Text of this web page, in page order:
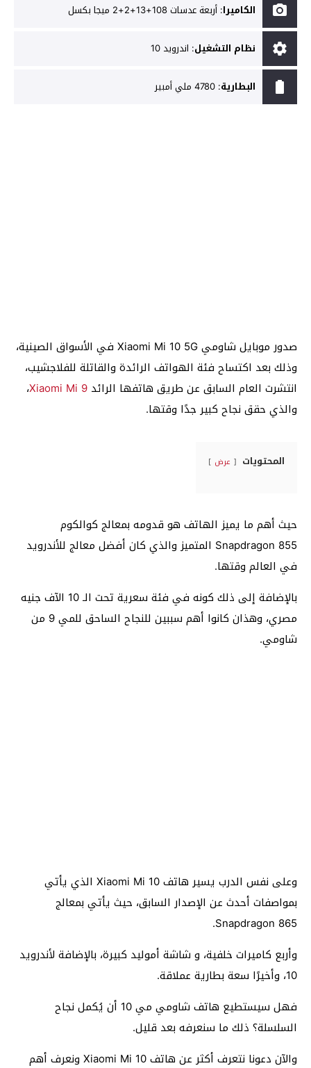
الكاميرا: أربعة عدسات 108+13+2+2 ميجا بكسل
نظام التشغيل: اندرويد 10
البطارية: 4780 ملي أمبير
صدور موبايل شاومي Xiaomi Mi 10 5G في الأسواق الصينية،
وذلك بعد اكتساح فئة الهواتف الرائدة والقاتلة للفلاجشيب،
انتشرت العام السابق عن طريق هاتفها الرائد Xiaomi Mi 9،
والذي حقق نجاح كبير جدًا وقتها.
المحتويات عرض
حيث أهم ما يميز الهاتف هو قدومه بمعالج كوالكوم
Snapdragon 855 المتميز والذي كان أفضل معالج للأندرويد
في العالم وقتها.
بالإضافة إلى ذلك كونه في فئة سعرية تحت الـ 10 الآف جنيه
مصري، وهذان كانوا أهم سببين للنجاح الساحق للمي 9 من
شاومي.
وعلى نفس الدرب يسير هاتف Xiaomi Mi 10 الذي يأتي
بمواصفات أحدث عن الإصدار السابق، حيث يأتي بمعالج
Snapdragon 865.
وأربع كاميرات خلفية، و شاشة أموليد كبيرة، بالإضافة لأندرويد
10، وأخيرًا سعة بطارية عملاقة.
فهل سيستطيع هاتف شاومي مي 10 أن يُكمل نجاح
السلسلة؟ ذلك ما سنعرفه بعد قليل.
والآن دعونا نتعرف أكثر عن هاتف Xiaomi Mi 10 ونعرف أهم